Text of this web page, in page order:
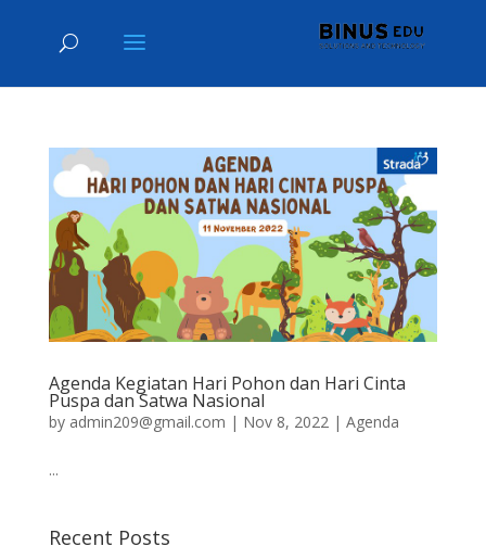
Agenda Kegiatan Hari Pohon dan Hari Cinta
Puspa dan Satwa Nasional
by admin209@gmail.com | Nov 8, 2022| Agenda
...
Recent Posts